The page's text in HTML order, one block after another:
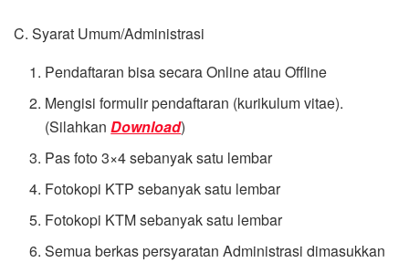
C. Syarat Umum/Administrasi
Pendaftaran bisa secara Online atau Offline
Mengisi formulir pendaftaran (kurikulum vitae).
(SilahkanDownload)
Pas foto 3×4 sebanyak satu lembar
Fotokopi KTP sebanyak satu lembar
Fotokopi KTM sebanyak satu lembar
Semua berkas persyaratan Administrasi dimasukkan